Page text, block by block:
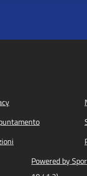
Powered by